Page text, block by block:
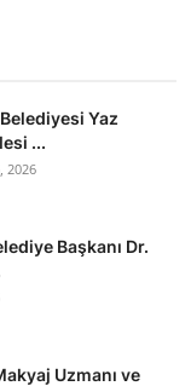
Yaz
...
2026
Başkanı Dr.
Uzmanı ve